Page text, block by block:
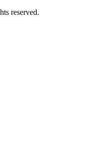
reserved.